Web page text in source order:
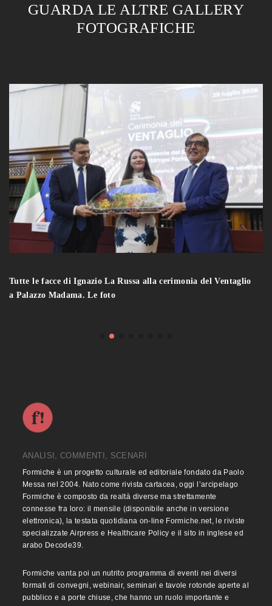
GUARDA LE ALTRE GALLERY
FOTOGRAFICHE
Tutte le facce di Ignazio La Russa alla cerimonia del Ventaglio
a Palazzo Madama. Le foto
ANALISI, COMMENTI, SCENARI
Formiche è un progetto culturale ed editoriale fondato da Paolo
Messa nel 2004. Nato come rivista cartacea, oggi l’arcipelago
Formiche è composto da realtà diverse ma strettamente
connesse fra loro: il mensile (disponibile anche in versione
elettronica), la testata quotidiana on-line Formiche.net, le riviste
specializzate Airpress e Healthcare Policy e il sito in inglese ed
arabo Decode39.
Formiche vanta poi un nutrito programma di eventi nei diversi
formati di convegni, webinair, seminari e tavole rotonde aperte al
pubblico e a porte chiuse, che hanno un ruolo importante e